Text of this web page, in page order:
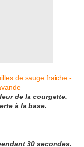
de la courgette.
à la base.
30 secondes.